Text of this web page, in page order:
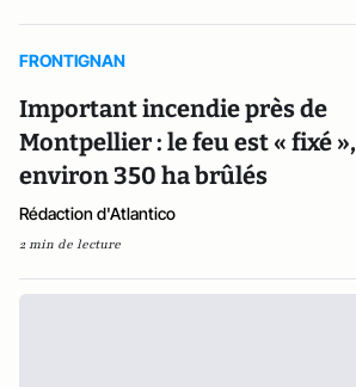
FRONTIGNAN
Important incendie près de
Montpellier : le feu est « fixé »,
environ 350 ha brûlés
Rédaction d'Atlantico
2 min de lecture